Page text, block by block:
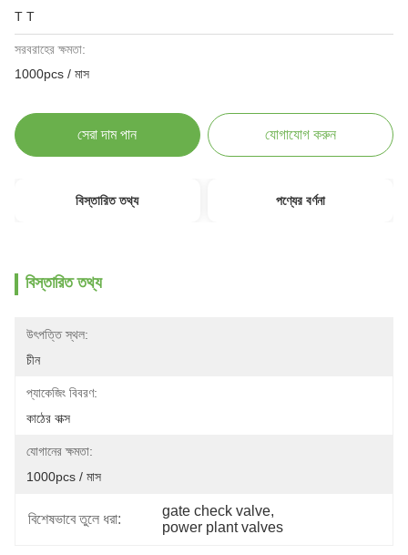
T T
সরবরাহের ক্ষমতা:
1000pcs / মাস
সেরা দাম পান যোগাযোগ করুন
বিস্তারিত তথ্য পণ্যের বর্ণনা
বিস্তারিত তথ্য
উৎপত্তি স্থল:
চীন
প্যাকেজিং বিবরণ:
কাঠের বাক্স
যোগানের ক্ষমতা:
1000pcs / মাস
বিশেষভাবে তুলে ধরা:
gate check valve,
power plant valves